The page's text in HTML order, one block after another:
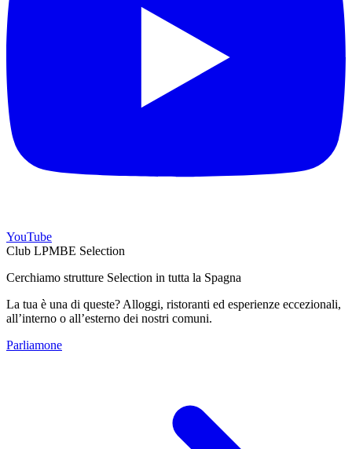
YouTube
Club LPMBE Selection
Cerchiamo strutture Selection in tutta la Spagna
La tua è una di queste? Alloggi, ristoranti ed esperienze eccezionali,
all’interno o all’esterno dei nostri comuni.
Parliamone